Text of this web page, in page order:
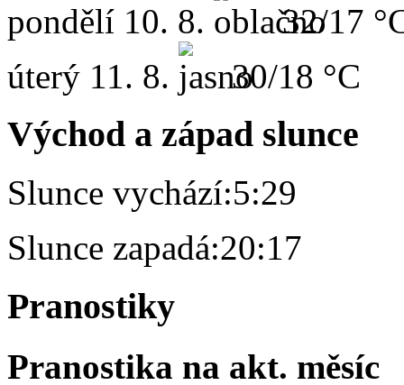
pondělí 10. 8.
32/17
úterý 11. 8. 30/18 °C
Východ a západ slunce
Slunce vychází:5:29
Slunce zapadá:20:17
Pranostiky
Pranostika na akt. měsíc